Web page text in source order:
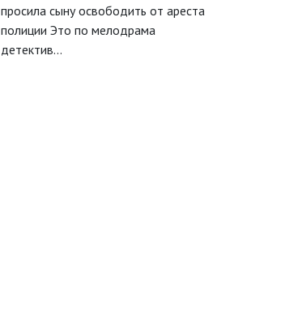
просила сыну освободить от ареста
полиции Это по мелодрама
детектив...